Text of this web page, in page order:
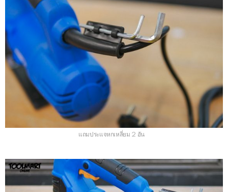
แถมประแจหกเหลี่ยม 2 อัน